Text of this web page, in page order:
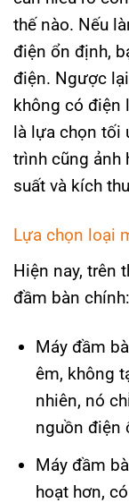
thế nào. Nếu
điện ổn định,
điện. Ngược
không có điện
là lựa chọn tối
trình cũng ảnh
suất và kích
Lựa chọn loại
Hiện nay, trên
đầm bàn chính:
Máy đầm
êm, không
nhiên, nó
nguồn điện
Máy đầm
hoạt hơn,